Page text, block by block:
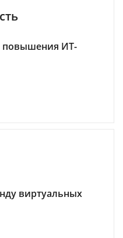
повышения ИТ-
виртуальных